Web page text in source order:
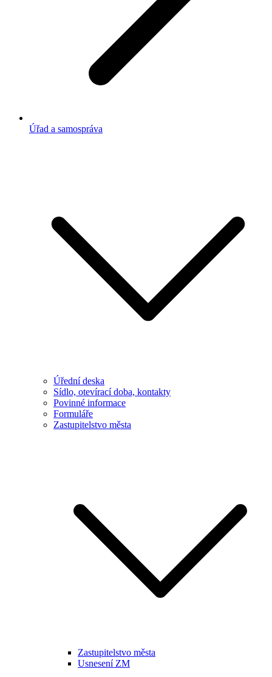
Úřad a samospráva
Úřední deska
Sídlo, otevírací doba, kontakty
Povinné informace
Formuláře
Zastupitelstvo města
Zastupitelstvo města
Usnesení ZM